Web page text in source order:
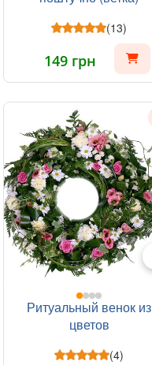
(13)
149 грн
Ритуальный венок из
цветов
(4)